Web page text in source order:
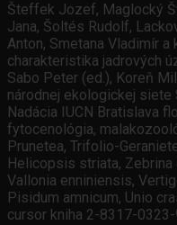
Šteffek Jozef, Maglocký
Jana, Šoltés Rudolf,
Anton, Smetana Vladimír
charakteristika jadrových
Sabo Peter (ed.), Koreň
národnej ekologickej siete
Nadácia IUCN Bratislava
fytocenológia,
Prunetea, Trifolio-
Helicopsis striata,
Vallonia enniniensis,
Pisidum amnicum, Unio
cursor kniha 2-8317-